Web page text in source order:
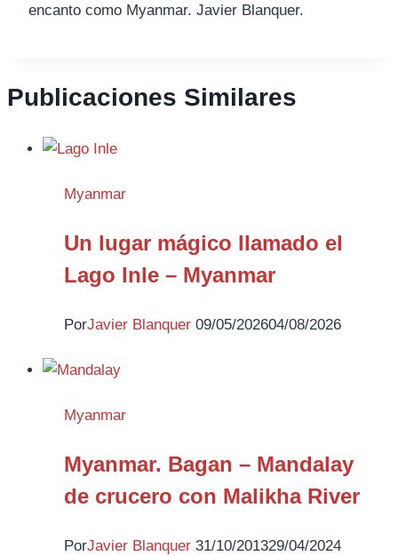
encanto como Myanmar. Javier Blanquer.
Publicaciones Similares
Myanmar
Un lugar mágico llamado el
Lago Inle – Myanmar
PorJavier Blanquer 09/05/202604/08/2026
Myanmar
Myanmar. Bagan – Mandalay
de crucero con Malikha River
PorJavier Blanquer 31/10/201329/04/2024